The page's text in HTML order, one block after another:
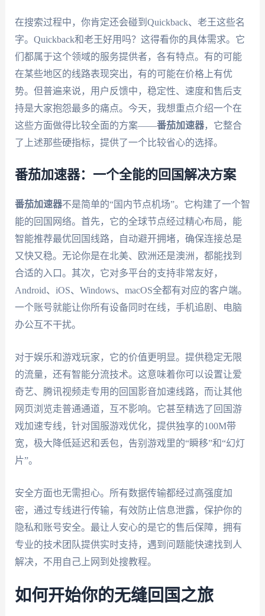
在搜索过程中，你肯定还会碰到Quickback、老王这些名
字。Quickback和老王好用吗？这得看你的具体需求。它
们都属于这个领域的服务提供者，各有特点。有的可能
在某些地区的线路表现突出，有的可能在价格上有优
势。但普遍来说，用户反馈中，稳定性、速度和售后支
持是大家抱怨最多的痛点。今天，我想重点介绍一个在
这些方面做得比较全面的方案——番茄加速器，它整合
了上述那些硬指标，提供了一个比较省心的选择。
番茄加速器：一个全能的回国解决方案
番茄加速器不是简单的“国内节点机场”。它构建了一个智
能的回国网络。首先，它的全球节点经过精心布局，能
智能推荐最优回国线路，自动避开拥堵，确保连接总是
又快又稳。无论你是在北美、欧洲还是澳洲，都能找到
合适的入口。其次，它对多平台的支持非常友好，
Android、iOS、Windows、macOS全都有对应的客户端。
一个账号就能让你所有设备同时在线，手机追剧、电脑
办公互不干扰。
对于娱乐和游戏玩家，它的价值更明显。提供稳定无限
的流量，还有智能分流技术。这意味着你可以设置让爱
奇艺、腾讯视频走专用的回国影音加速线路，而让其他
网页浏览走普通通道，互不影响。它甚至精选了回国游
戏加速专线，针对国服游戏优化，提供独享的100M带
宽，极大降低延迟和丢包，告别游戏里的“瞬移”和“幻灯
片”。
安全方面也无需担心。所有数据传输都经过高强度加
密，通过专线进行传输，有效防止信息泄露，保护你的
隐私和账号安全。最让人安心的是它的售后保障，拥有
专业的技术团队提供实时支持，遇到问题能快速找到人
解决，不用自己上网到处搜教程。
如何开始你的无缝回国之旅